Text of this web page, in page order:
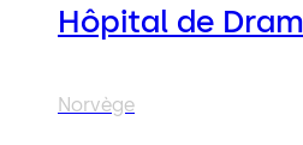
Hôpital de
Norvège